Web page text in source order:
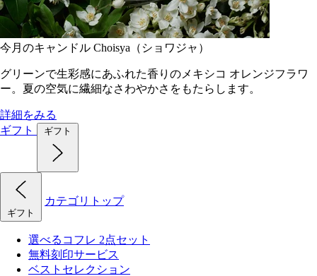
今月のキャンドル Choisya（ショワジャ）
グリーンで生彩感にあふれた香りのメキシコ オレンジフラワ
ー。夏の空気に繊細なさわやかさをもたらします。
詳細をみる
ギフト
ギフト
ギフト
カテゴリトップ
選べるコフレ 2点セット
無料刻印サービス
ベストセレクション